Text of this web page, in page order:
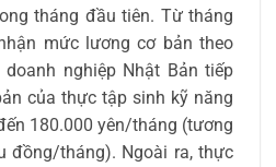
tháng đầu tiên. Từ tháng
mức lương cơ bản theo
nghiệp Nhật Bản tiếp
của thực tập sinh kỹ năng
180.000 yên/tháng (tương
đồng/tháng). Ngoài ra, thực